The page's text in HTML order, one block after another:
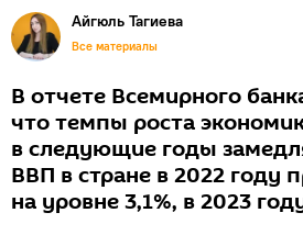
Айгюль Тагиева
Все материалы
В отчете Всемирного
что темпы роста
в следующие годы
ВВП в стране в 2022 году
на уровне 3,1%, в 2023